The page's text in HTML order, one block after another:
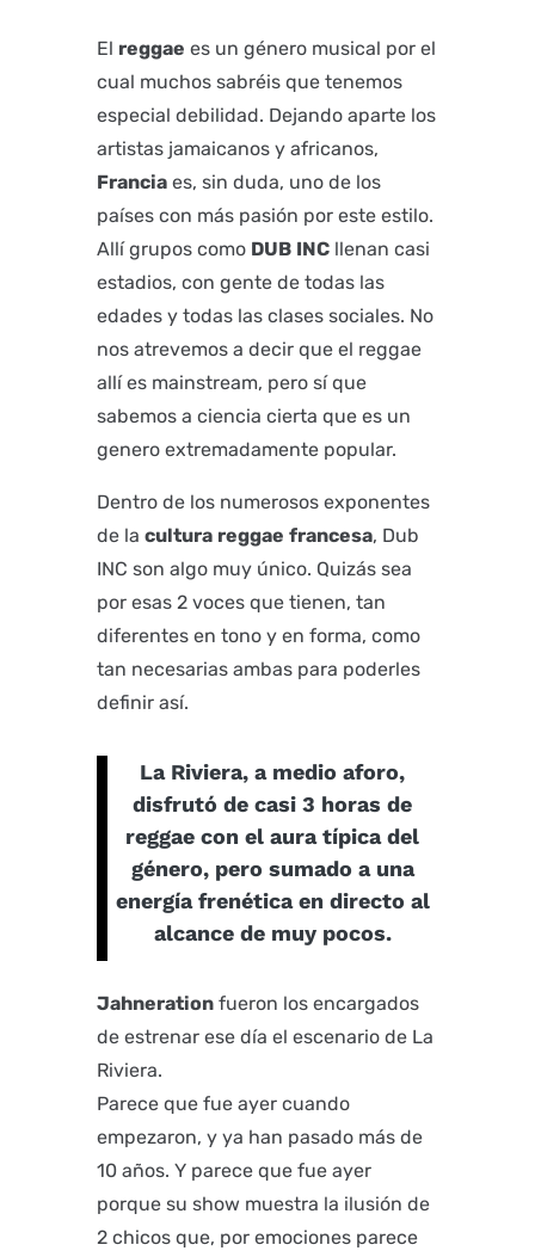
El reggae es un género musical por el
cual muchos sabréis que tenemos
especial debilidad. Dejando aparte los
artistas jamaicanos y africanos,
Franciaes, sin duda, uno de los
países con más pasión por este estilo.
Allí grupos como DUB INCllenan casi
estadios, con gente de todas las
edades y todas las clases sociales. No
nos atrevemos a decir que el reggae
allí es mainstream, pero sí que
sabemos a ciencia cierta que es un
genero extremadamente popular.
Dentro de los numerosos exponentes
de la cultura reggae francesa, Dub
INC son algo muy único. Quizás sea
por esas 2 voces que tienen, tan
diferentes en tono y en forma, como
tan necesarias ambas para poderles
definir así.
La Riviera, a medio aforo,
disfrutó de casi 3 horas de
reggae con el aura típica del
género, pero sumado a una
energía frenética en directo al
alcance de muy pocos.
Jahnerationfueron los encargados
de estrenar ese día el escenario de La
Riviera.
Parece que fue ayer cuando
empezaron, y ya han pasado más de
10 años. Y parece que fue ayer
porque su show muestra la ilusión de
2 chicos que, por emociones parece